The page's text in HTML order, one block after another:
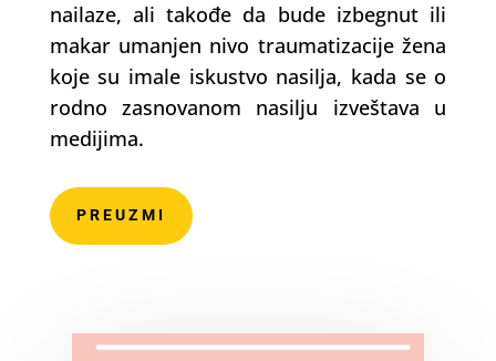
nailaze, ali takođe da bude izbegnut ili
makar umanjen nivo traumatizacije žena
koje su imale iskustvo nasilja, kada se o
rodno zasnovanom nasilju izveštava u
medijima.
PREUZMI